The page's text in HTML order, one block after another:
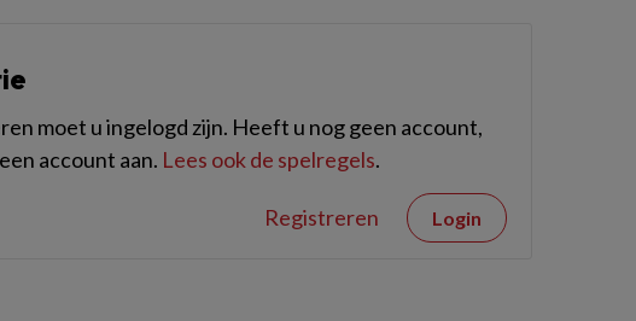
moet u ingelogd zijn. Heeft u nog geen account,
account aan. Lees ook de spelregels.
Registreren Login